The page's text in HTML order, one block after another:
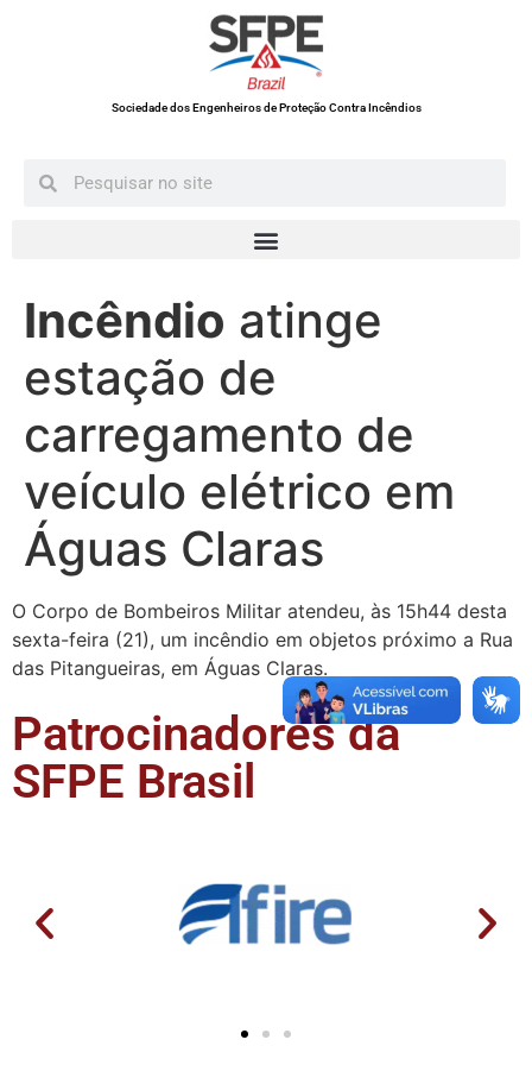
Sociedade dos Engenheiros de Proteção Contra Incêndios
Incêndio atinge
estação de
carregamento de
veículo elétrico em
Águas Claras
O Corpo de Bombeiros Militar atendeu, às 15h44 desta
sexta-feira (21), um incêndio em objetos próximo a Rua
das Pitangueiras, em Águas Claras.
Patrocinadores da
SFPE Brasil